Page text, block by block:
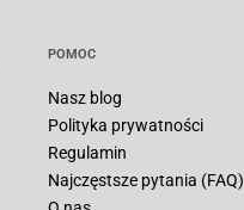
POMOC
Nasz blog
Polityka prywatności
Regulamin
Najczęstsze pytania (FAQ)